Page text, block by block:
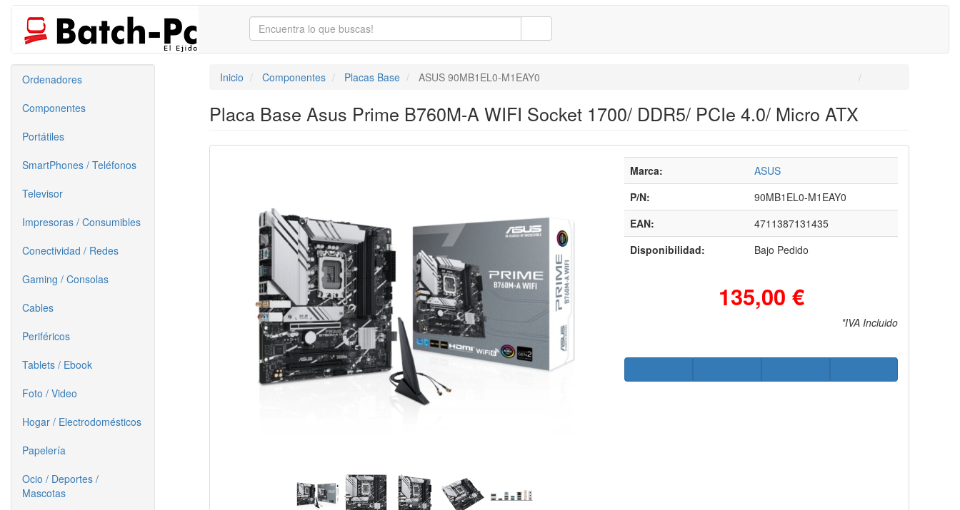
Ordenadores
Componentes
Portátiles
SmartPhones / Teléfonos
Televisor
Impresoras / Consumibles
Conectividad / Redes
Gaming / Consolas
Cables
Periféricos
Tablets / Ebook
Foto / Video
Hogar / Electrodomésticos
Papelería
Ocio / Deportes /
Mascotas
Inicio Componentes Placas Base ASUS 90MB1EL0-M1EAY0
Placa Base Asus Prime B760M-A WIFI Socket 1700/ DDR5/ PCIe 4.0/ Micro ATX
Marca:
ASUS
P/N:
90MB1EL0-M1EAY0
EAN:
4711387131435
Disponibilidad:
Bajo Pedido
135,00 €
*IVA Incluido